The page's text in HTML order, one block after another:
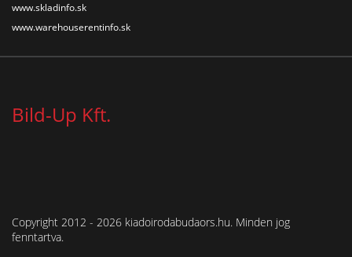
www.skladinfo.sk
www.warehouserentinfo.sk
Bild-Up Kft.
Copyright 2012 - 2026 kiadoirodabudaors.hu. Minden jog
fenntartva.